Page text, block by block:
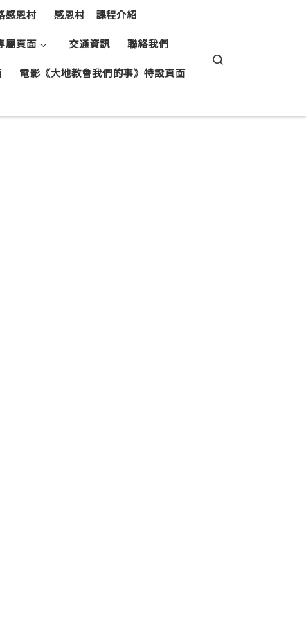
感恩村
感恩村 課程介紹
屬頁面 交通資訊
聯絡我們
電影《大地教會我們的事》特設頁面